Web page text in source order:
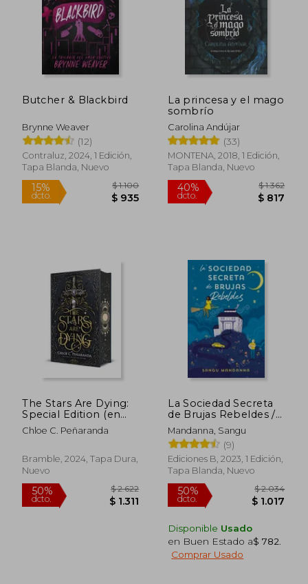
45%
dcto. $ 1.793
15%
dcto.
50%
dcto.
45%
dcto.
Butcher & Blackbird
Brynne Weaver
(12)
Contraluz, 2024, 1 Edición,
Tapa Blanda, Nuevo
La princesa y el mago
sombrío
Carolina Andújar
(33)
MONTENA, 2018, 1 Edición,
Tapa Blanda, Nuevo
The Stars Are Dying:
Special Edition (en
Inglés)
Chloe C. Peñaranda
Bramble, 2024, Tapa Dura,
Nuevo
La Sociedad Secreta
de Brujas Rebeldes /
The Very Secret
Society of Irregular
Witches
Mandanna, Sangu
(9)
Ediciones B, 2023, 1 Edición,
Tapa Blanda, Nuevo
Disponible Usado
en Buen Estado a$ 782
Comprar Usado